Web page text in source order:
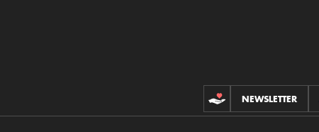
CONTRIBUCIONES
NEWSLETTER